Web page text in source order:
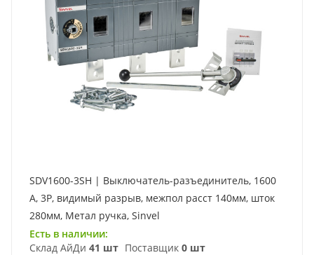
SDV1600-3SH | Выключатель-разъединитель, 1600
А, 3Р, видимый разрыв, межпол расст 140мм, шток
280мм, Метал ручка, Sinvel
Есть в наличии:
Склад АйДи 41 шт Поставщик 0 шт